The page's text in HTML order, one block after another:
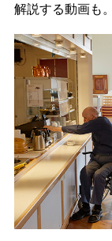
解説する動画も。